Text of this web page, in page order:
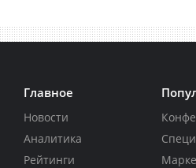
Главное
Новости
Аналитика
Рейтинги